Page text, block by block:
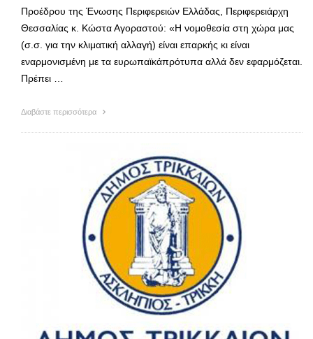
Προέδρου της Ένωσης Περιφερειών Ελλάδας, Περιφερειάρχη
Θεσσαλίας κ. Κώστα Αγοραστού: «Η νομοθεσία στη χώρα μας
(σ.σ. για την κλιματική αλλαγή) είναι επαρκής κι είναι
εναρμονισμένη με τα ευρωπαϊκάπρότυπα αλλά δεν εφαρμόζεται.
Πρέπει …
Διαβάστε περισσότερα